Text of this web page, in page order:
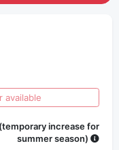
available
increase for
summer season)